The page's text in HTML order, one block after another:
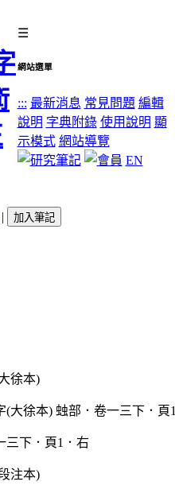
☰
網站選單
::: 最新消息 常見問題 編輯
說明 字典附錄 使用說明 顯
示模式 網站導覽
EN
| 加入筆記
徐本)
三下．頁1．右
注本)